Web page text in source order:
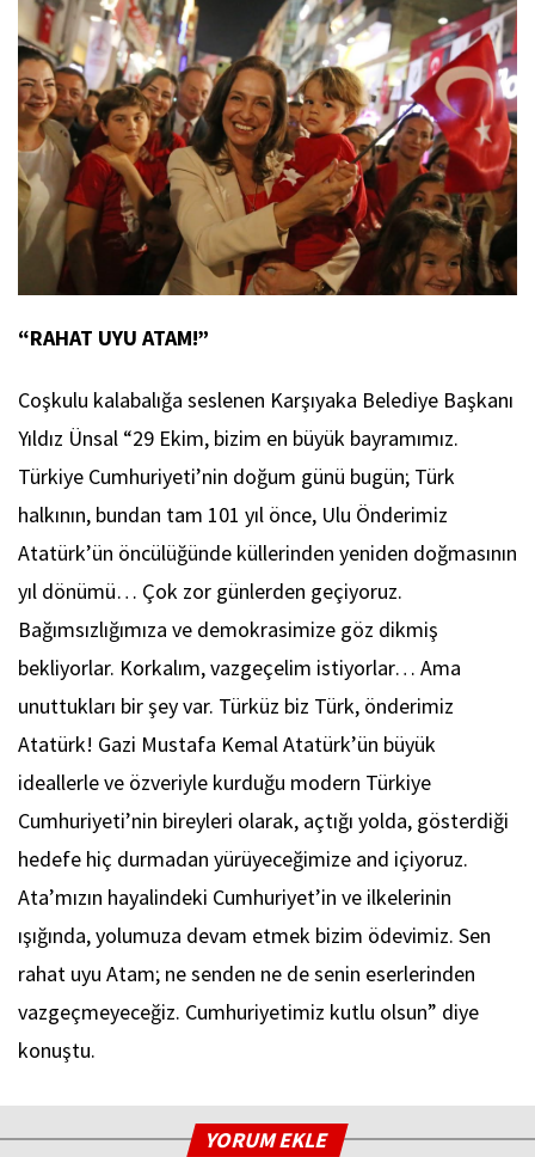
“RAHAT UYU ATAM!”
Coşkulu kalabalığa seslenen Karşıyaka Belediye Başkanı
Yıldız Ünsal “29 Ekim, bizim en büyük bayramımız.
Türkiye Cumhuriyeti’nin doğum günü bugün; Türk
halkının, bundan tam 101 yıl önce, Ulu Önderimiz
Atatürk’ün öncülüğünde küllerinden yeniden doğmasının
yıl dönümü… Çok zor günlerden geçiyoruz.
Bağımsızlığımıza ve demokrasimize göz dikmiş
bekliyorlar. Korkalım, vazgeçelim istiyorlar… Ama
unuttukları bir şey var. Türküz biz Türk, önderimiz
Atatürk! Gazi Mustafa Kemal Atatürk’ün büyük
ideallerle ve özveriyle kurduğu modern Türkiye
Cumhuriyeti’nin bireyleri olarak, açtığı yolda, gösterdiği
hedefe hiç durmadan yürüyeceğimize and içiyoruz.
Ata’mızın hayalindeki Cumhuriyet’in ve ilkelerinin
ışığında, yolumuza devam etmek bizim ödevimiz. Sen
rahat uyu Atam; ne senden ne de senin eserlerinden
vazgeçmeyeceğiz. Cumhuriyetimiz kutlu olsun” diye
konuştu.
YORUM EKLE